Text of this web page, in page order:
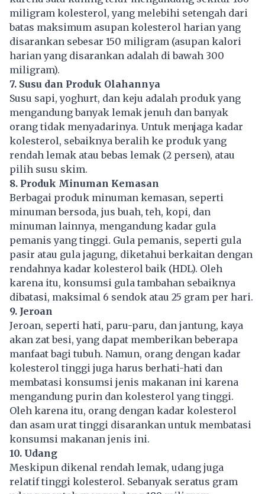
miligram kolesterol, yang melebihi setengah dari
batas maksimum asupan kolesterol harian yang
disarankan sebesar 150 miligram (asupan kalori
harian yang disarankan adalah di bawah 300
miligram).
7. Susu dan Produk Olahannya
Susu sapi, yoghurt, dan keju adalah produk yang
mengandung banyak lemak jenuh dan banyak
orang tidak menyadarinya. Untuk menjaga kadar
kolesterol, sebaiknya beralih ke produk yang
rendah lemak atau bebas lemak (2 persen), atau
pilih susu skim.
8. Produk Minuman Kemasan
Berbagai produk minuman kemasan, seperti
minuman bersoda, jus buah, teh, kopi, dan
minuman lainnya, mengandung kadar gula
pemanis yang tinggi. Gula pemanis, seperti gula
pasir atau gula jagung, diketahui berkaitan dengan
rendahnya kadar kolesterol baik (HDL). Oleh
karena itu, konsumsi gula tambahan sebaiknya
dibatasi, maksimal 6 sendok atau 25 gram per hari.
9. Jeroan
Jeroan, seperti hati, paru-paru, dan jantung, kaya
akan zat besi, yang dapat memberikan beberapa
manfaat bagi tubuh. Namun, orang dengan kadar
kolesterol tinggi juga harus berhati-hati dan
membatasi konsumsi jenis makanan ini karena
mengandung purin dan kolesterol yang tinggi.
Oleh karena itu, orang dengan kadar kolesterol
dan asam urat tinggi disarankan untuk membatasi
konsumsi makanan jenis ini.
10. Udang
Meskipun dikenal rendah lemak, udang juga
relatif tinggi kolesterol. Sebanyak seratus gram